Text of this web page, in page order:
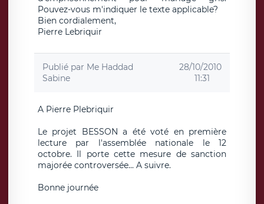
Pouvez-vous m'indiquer le texte applicable?
Bien cordialement,
Pierre Lebriquir
Publié par Me Haddad
Sabine
28/10/2010
11:31
A Pierre Plebriquir
Le projet BESSON a été voté en première
lecture par l'assemblée nationale le 12
octobre. Il porte cette mesure de sanction
majorée controversée... A suivre.
Bonne journée